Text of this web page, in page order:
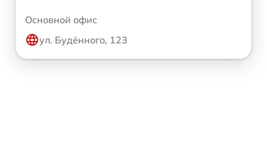
Основной офис
ул. Будённого, 123